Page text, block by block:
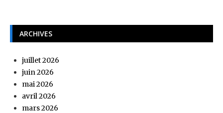
ARCHIVES
juillet 2026
juin 2026
mai 2026
avril 2026
mars 2026